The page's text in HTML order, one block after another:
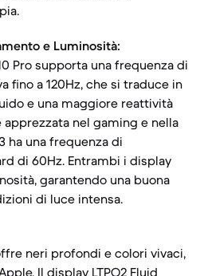
e Luminosità:
Pro supporta una frequenza di
fino a 120Hz, che si traduce in
e una maggiore reattività
nel gaming e nella
ha una frequenza di
di 60Hz. Entrambi i display
garantendo una buona
di luce intensa.
neri profondi e colori vivaci,
Il display LTPO2 Fluid